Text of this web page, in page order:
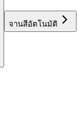
จานสีอัตโนมัติ